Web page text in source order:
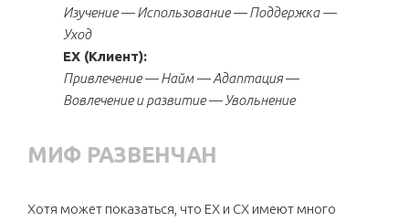
Изучение — Использование — Поддержка —
Уход
EX (Клиент):
Привлечение — Найм — Адаптация —
Вовлечение и развитие — Увольнение
МИФ РАЗВЕНЧАН
Хотя может показаться, что EX и CX имеют много